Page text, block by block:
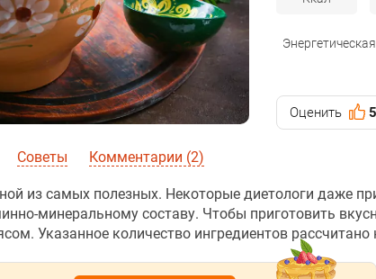
Оценить 5
Советы Комментарии (2)
из самых полезных. Некоторые диетологи даже
минеральному составу. Чтобы приготовить
Указанное количество ингредиентов